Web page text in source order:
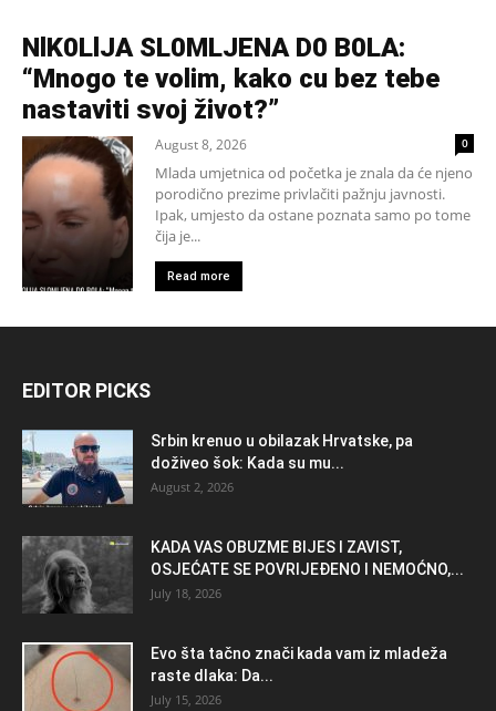
NlK0LlJA SL0MLJENA D0 B0LA:
“Mnogo te volim, kako cu bez tebe
nastaviti svoj život?”
August 8, 2026 0
Mlada umjetnica od početka je znala da će njeno
porodično prezime privlačiti pažnju javnosti.
Ipak, umjesto da ostane poznata samo po tome
čija je...
Read more
EDITOR PICKS
Srbin krenuo u obilazak Hrvatske, pa
doživeo šok: Kada su mu...
August 2, 2026
KADA VAS OBUZME BIJES I ZAVIST,
OSJEĆATE SE POVRIJEĐENO I NEMOĆNO,...
July 18, 2026
Evo šta tačno znači kada vam iz mladeža
raste dlaka: Da...
July 15, 2026